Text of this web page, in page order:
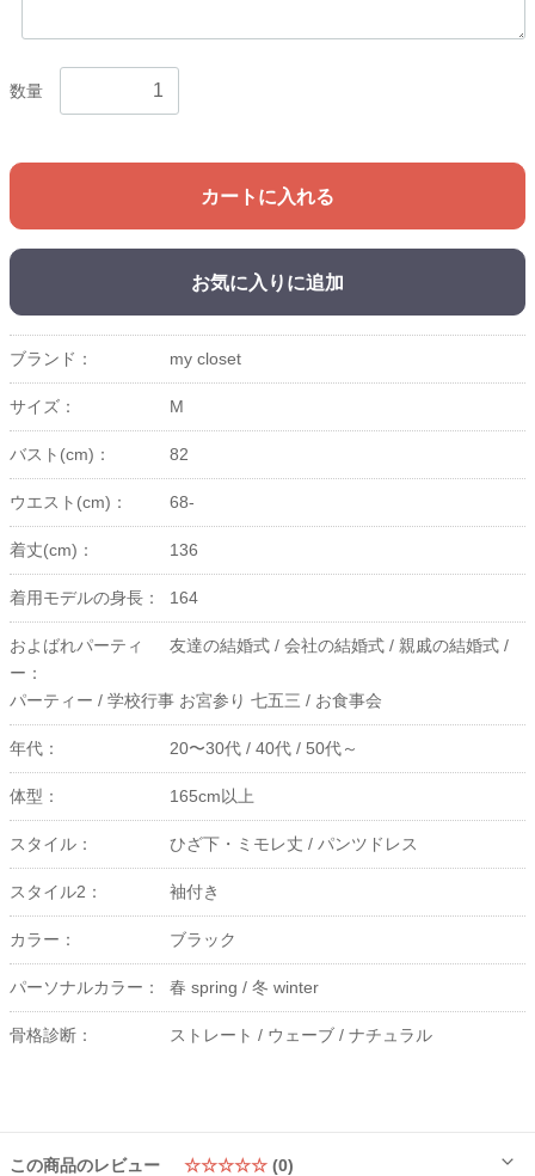
数量
カートに入れる
お気に入りに追加
ブランド： my closet
サイズ： M
バスト(cm)： 82
ウエスト(cm)： 68-
着丈(cm)： 136
着用モデルの身長： 164
およばれパーティ
ー：
友達の結婚式 / 会社の結婚式 / 親戚の結婚式 /
パーティー / 学校行事 お宮参り 七五三 / お食事会
年代： 20〜30代 / 40代 / 50代～
体型： 165cm以上
スタイル： ひざ下・ミモレ丈 / パンツドレス
スタイル2： 袖付き
カラー： ブラック
パーソナルカラー： 春 spring / 冬 winter
骨格診断： ストレート / ウェーブ / ナチュラル
この商品のレビュー ☆☆☆☆☆ (0)